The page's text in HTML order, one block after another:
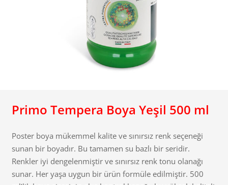
Primo Tempera Boya Yeşil 500 ml
Poster boya mükemmel kalite ve sınırsız renk seçeneği
sunan bir boyadır. Bu tamamen su bazlı bir seridir.
Renkler iyi dengelenmiştir ve sınırsız renk tonu olanağı
sunar. Her yaşa uygun bir ürün formüle edilmiştir. 500